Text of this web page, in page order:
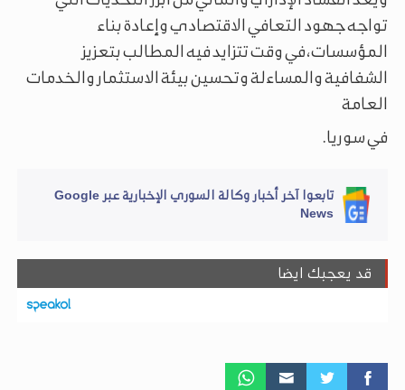
تواجه جهود التعافي الاقتصادي وإعادة بناء
المؤسسات، في وقت تتزايد فيه المطالب بتعزيز
الشفافية والمساءلة وتحسين بيئة الاستثمار والخدمات
العامة
في سوريا.
تابعوا آخر أخبار وكالة السوري الإخبارية عبر Google
News
قد يعجبك ايضا